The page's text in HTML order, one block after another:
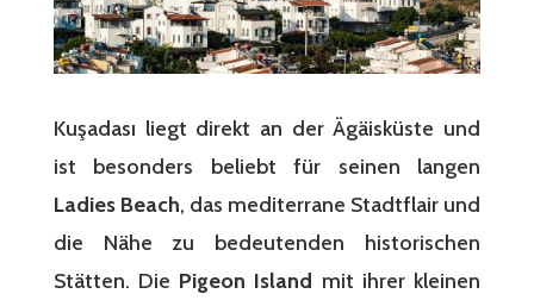
Kuşadası liegt direkt an der Ägäisküste und
ist besonders beliebt für seinen langen
Ladies Beach, das mediterrane Stadtflair und
die Nähe zu bedeutenden historischen
Stätten. Die Pigeon Island mit ihrer kleinen